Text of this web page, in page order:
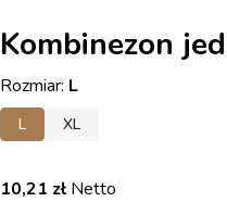
Kombinezon
Rozmiar: L
L XL
10,21 zł Netto